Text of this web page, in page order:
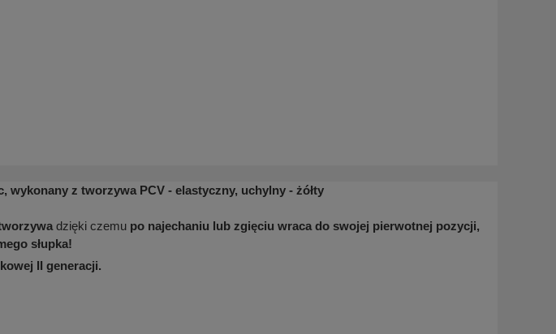
wykonany z tworzywa PCV - elastyczny, uchylny - żółty
dzięki czemu po najechaniu lub zgięciu wraca do swojej pierwotnej pozycji,
słupka!
II generacji.